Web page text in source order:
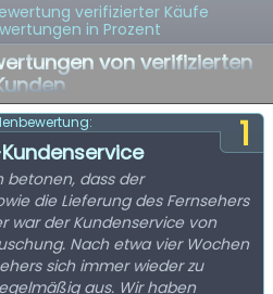
verifizierter Käufe
in Prozent
von verifizierten
1
betonen, dass der
die Lieferung des Fernsehers
war der Kundenservice von
Nach etwa vier Wochen
sich immer wieder zu
aus. Wir haben